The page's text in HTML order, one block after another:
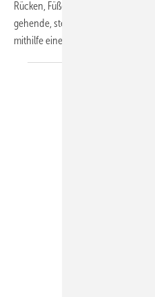
Rücken, Füße, Hüfte und Knie von
gehende, stehende oder kniende
mithilfe einer